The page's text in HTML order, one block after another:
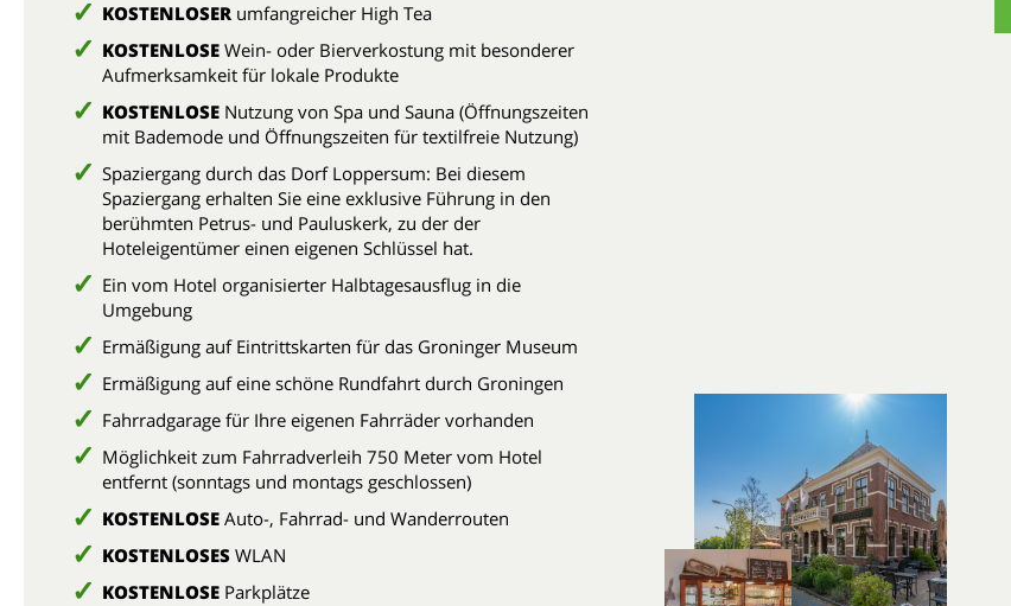
KOSTENLOSER umfangreicher High Tea
KOSTENLOSE Wein- oder Bierverkostung mit besonderer
Aufmerksamkeit für lokale Produkte
KOSTENLOSE Nutzung von Spa und Sauna (Öffnungszeiten
mit Bademode und Öffnungszeiten für textilfreie Nutzung)
Spaziergang durch das Dorf Loppersum: Bei diesem
Spaziergang erhalten Sie eine exklusive Führung in den
berühmten Petrus- und Pauluskerk, zu der der
Hoteleigentümer einen eigenen Schlüssel hat.
Ein vom Hotel organisierter Halbtagesausflug in die
Umgebung
Ermäßigung auf Eintrittskarten für das Groninger Museum
Ermäßigung auf eine schöne Rundfahrt durch Groningen
Fahrradgarage für Ihre eigenen Fahrräder vorhanden
Möglichkeit zum Fahrradverleih 750 Meter vom Hotel
entfernt (sonntags und montags geschlossen)
KOSTENLOSE Auto-, Fahrrad- und Wanderrouten
KOSTENLOSES WLAN
KOSTENLOSE Parkplätze